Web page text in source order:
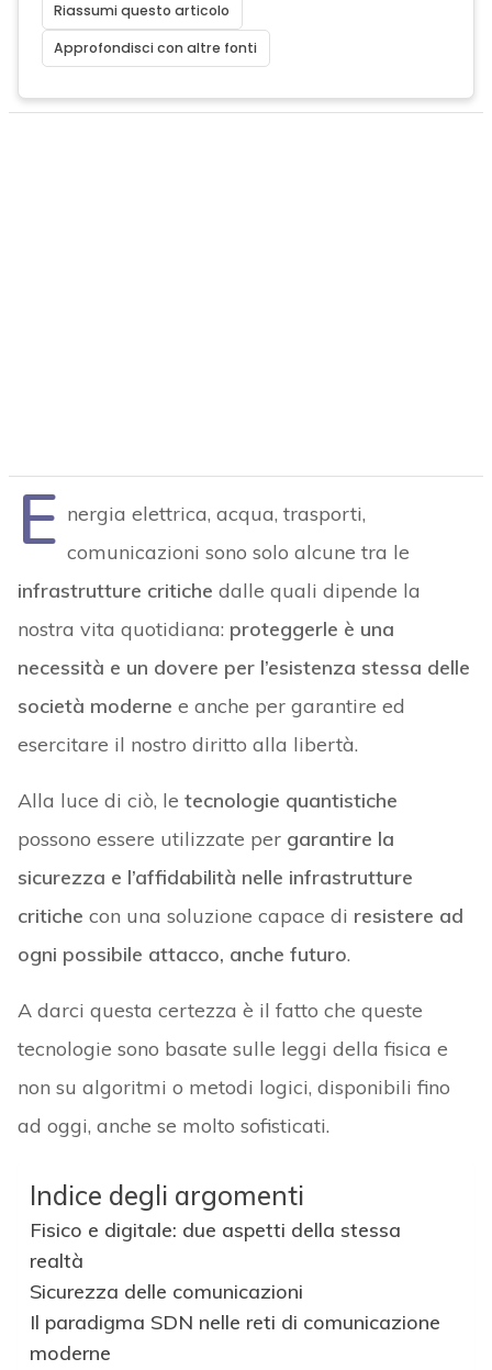
Riassumi questo articolo
Approfondisci con altre fonti
E nergia elettrica, acqua, trasporti,
comunicazioni sono solo alcune tra le
infrastrutture critiche dalle quali dipende la
nostra vita quotidiana: proteggerle è una
necessità e un dovere per l’esistenza stessa delle
società moderne e anche per garantire ed
esercitare il nostro diritto alla libertà.
Alla luce di ciò, le tecnologie quantistiche
possono essere utilizzate per garantire la
sicurezza e l’affidabilità nelle infrastrutture
critiche con una soluzione capace di resistere ad
ogni possibile attacco, anche futuro.
A darci questa certezza è il fatto che queste
tecnologie sono basate sulle leggi della fisica e
non su algoritmi o metodi logici, disponibili fino
ad oggi, anche se molto sofisticati.
Indice degli argomenti
Fisico e digitale: due aspetti della stessa
realtà
Sicurezza delle comunicazioni
Il paradigma SDN nelle reti di comunicazione
moderne